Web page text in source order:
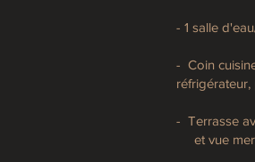
- 1 salle
- Coin
réfrigérateur,
- Terrasse
et vue mer